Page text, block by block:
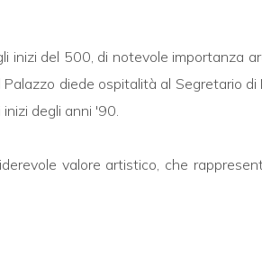
inizi del 500, di notevole importanza
diede ospitalità al Segretario
degli anni '90.
valore artistico, che